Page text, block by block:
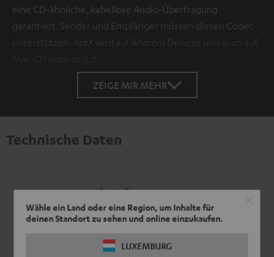
Wähle ein Land oder eine Region, um Inhalte für
deinen Standort zu sehen und online einzukaufen.
LUXEMBURG
eine CD-ähnliche, kabellose Audio-Übertragung
garantiert. Sender und Empfänger müssen diesen Codec
unterstützen. AptX wird auf Android Devices und auch auf
ZEIGE MIR MEHR
Technische Daten